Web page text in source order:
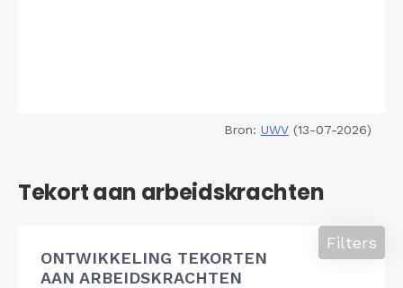
Bron: UWV (13-07-2026)
Tekort aan arbeidskrachten
ONTWIKKELING TEKORTEN
AAN ARBEIDSKRACHTEN
Filters